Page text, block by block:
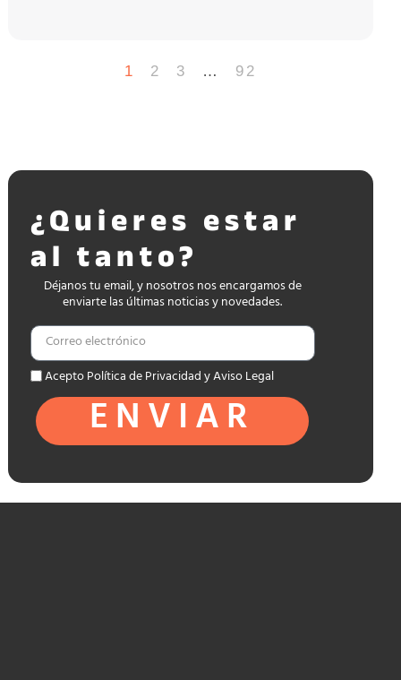
1 2 3 … 92
¿Quieres estar
al tanto?
Déjanos tu email, y nosotros nos encargamos de
enviarte las últimas noticias y novedades.
Acepto Política de Privacidad y Aviso Legal
ENVIAR